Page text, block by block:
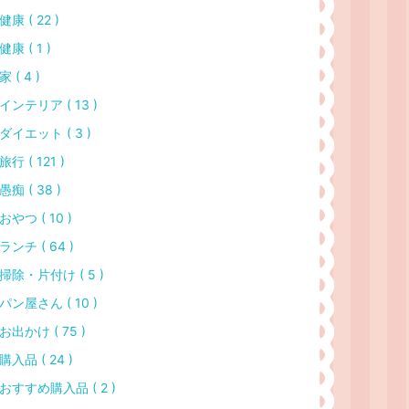
健康 ( 22 )
健康 ( 1 )
家 ( 4 )
インテリア ( 13 )
ダイエット ( 3 )
旅行 ( 121 )
愚痴 ( 38 )
おやつ ( 10 )
ランチ ( 64 )
掃除・片付け ( 5 )
パン屋さん ( 10 )
お出かけ ( 75 )
購入品 ( 24 )
おすすめ購入品 ( 2 )